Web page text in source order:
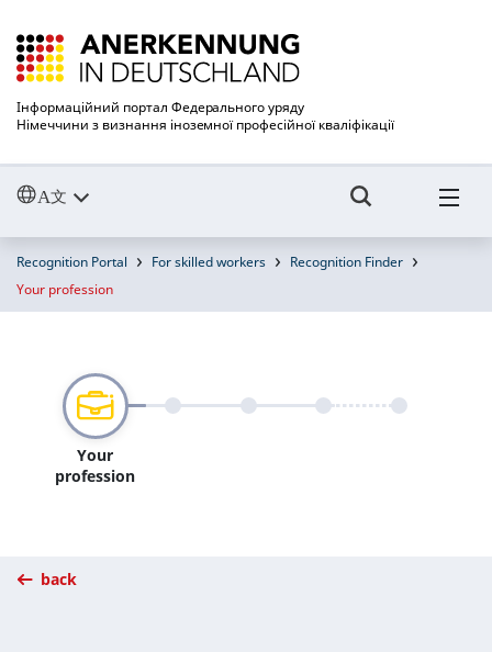
Інформаційний портал Федерального уряду
Німеччини з визнання іноземної професійної кваліфікації
Recognition Portal For skilled workers
Recognition Finder
Your profession
Your
profession
back